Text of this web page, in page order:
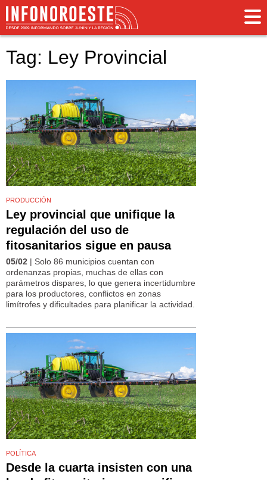
Tag: Ley Provincial
PRODUCCIÓN
Ley provincial que unifique la
regulación del uso de
fitosanitarios sigue en pausa
05/02 | Solo 86 municipios cuentan con
ordenanzas propias, muchas de ellas con
parámetros dispares, lo que genera incertidumbre
para los productores, conflictos en zonas
limítrofes y dificultades para planificar la actividad.
POLÍTICA
Desde la cuarta insisten con una